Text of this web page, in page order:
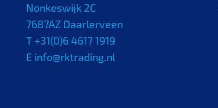
Nonkeswijk 2C
7687AZ Daarlerveen
T +31(0)6 4617 1919
E info@rktrading.nl